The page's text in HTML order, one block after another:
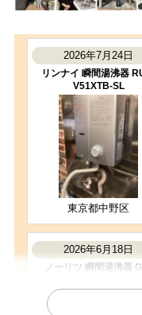
2026年7月24日
リンナイ 瞬間湯沸器
V51XTB-SL
東京都中野区
2026年6月18日
ノーリツ 瞬間湯沸器